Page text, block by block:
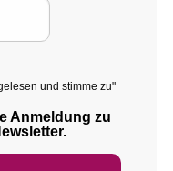
und stimme zu"
Anmeldung zu